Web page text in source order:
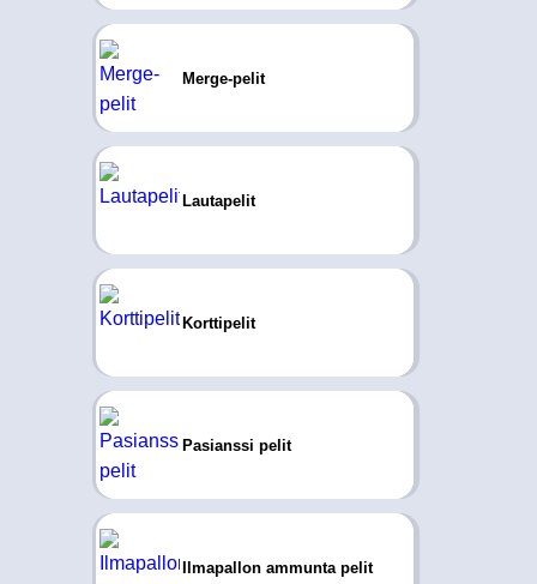
Merge-pelit
Lautapelit
Korttipelit
Pasianssi pelit
Ilmapallon ammunta pelit